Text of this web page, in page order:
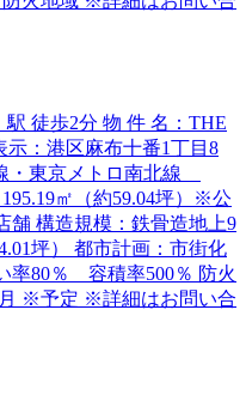
駅 徒歩2分 物 件 名：THE
示：港区麻布十番1丁目8
・東京メトロ南北線
㎡（約59.04坪）※公
舗 構造規模：鉄骨造地上9
坪） 都市計画：市街化
率80％ 容積率500％ 防火
月 ※予定 ※詳細はお問い合